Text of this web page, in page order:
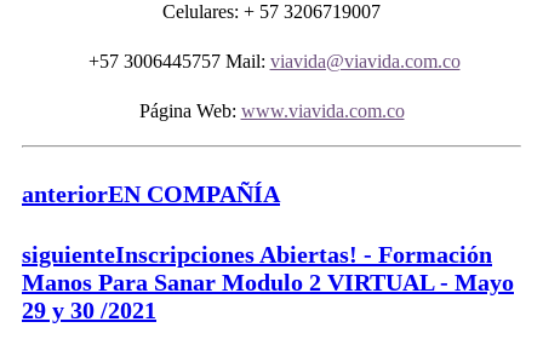
Celulares: + 57 3206719007
+57 3006445757 Mail: viavida@viavida.com.co
Página Web: www.viavida.com.co
anteriorEN COMPAÑÍA
siguienteInscripciones Abiertas! - Formación
Manos Para Sanar Modulo 2 VIRTUAL - Mayo
29 y 30 /2021